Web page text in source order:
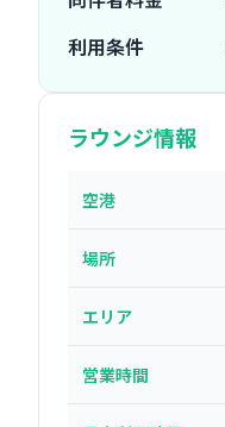
利用条件
ラウンジ情報
空港
場所
エリア
営業時間